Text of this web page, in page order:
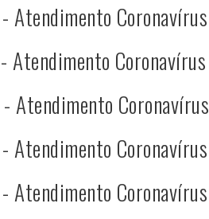
Atendimento Coronavírus
Atendimento Coronavírus
Atendimento Coronavírus
Atendimento Coronavírus
Atendimento Coronavírus